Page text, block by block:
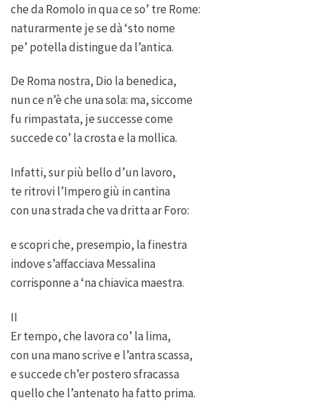
che da Romolo in qua ce so’ tre Rome:
naturarmente je se dà ‘sto nome
pe’ potella distingue da l’antica.
De Roma nostra, Dio la benedica,
nun ce n’è che una sola: ma, siccome
fu rimpastata, je successe come
succede co’ la crosta e la mollica.
Infatti, sur più bello d’un lavoro,
te ritrovi l’Impero giù in cantina
con una strada che va dritta ar Foro:
e scopri che, presempio, la finestra
indove s’affacciava Messalina
corrisponne a ‘na chiavica maestra.
II
Er tempo, che lavora co’ la lima,
con una mano scrive e l’antra scassa,
e succede ch’er postero sfracassa
quello che l’antenato ha fatto prima.